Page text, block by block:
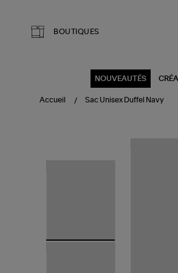
BOUTIQUES
NOUVEAUTÉS
Accueil Sac Unisex Duffel Navy